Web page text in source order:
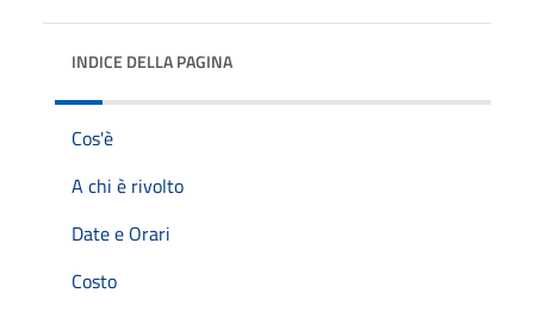
INDICE DELLA PAGINA
Cos'è
A chi è rivolto
Date e Orari
Costo